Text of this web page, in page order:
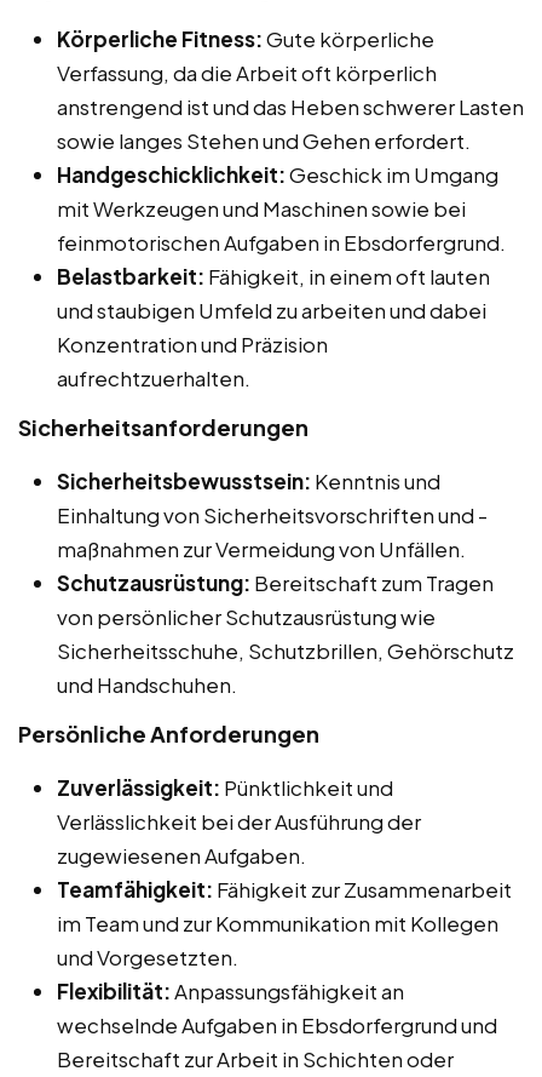
Körperliche Fitness:Gute körperliche
Verfassung, da die Arbeit oft körperlich
anstrengend ist und das Heben schwerer Lasten
sowie langes Stehen und Gehen erfordert.
Handgeschicklichkeit:Geschick im Umgang
mit Werkzeugen und Maschinen sowie bei
feinmotorischen Aufgaben in Ebsdorfergrund.
Belastbarkeit: Fähigkeit, in einem oft lauten
und staubigen Umfeld zu arbeiten und dabei
Konzentration und Präzision
aufrechtzuerhalten.
Sicherheitsanforderungen
Sicherheitsbewusstsein: Kenntnis und
Einhaltung von Sicherheitsvorschriften und -
maßnahmen zur Vermeidung von Unfällen.
Schutzausrüstung: Bereitschaft zum Tragen
von persönlicher Schutzausrüstung wie
Sicherheitsschuhe, Schutzbrillen, Gehörschutz
und Handschuhen.
Persönliche Anforderungen
Zuverlässigkeit: Pünktlichkeit und
Verlässlichkeit bei der Ausführung der
zugewiesenen Aufgaben.
Teamfähigkeit: Fähigkeit zur Zusammenarbeit
im Team und zur Kommunikation mit Kollegen
und Vorgesetzten.
Flexibilität:Anpassungsfähigkeit an
wechselnde Aufgaben in Ebsdorfergrund und
Bereitschaft zur Arbeit in Schichten oder